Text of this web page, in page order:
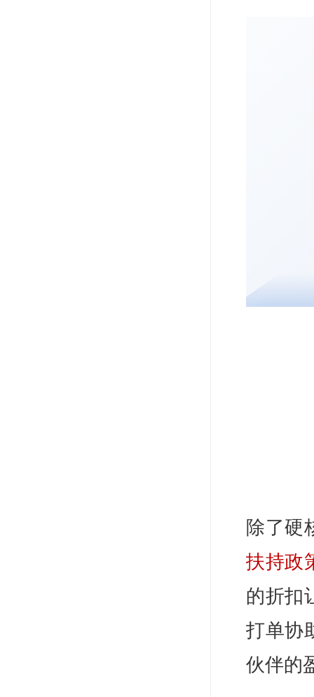
除了硬
扶持政
的折扣
打单协
伙伴的